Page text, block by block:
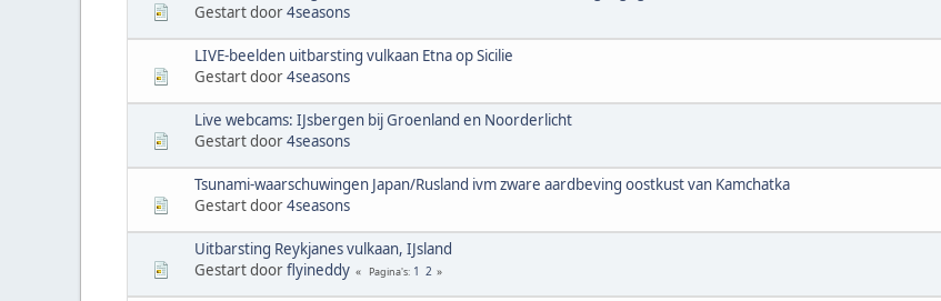
Gestart door4seasons
LIVE-beelden uitbarsting vulkaan Etna op Sicilie
Gestart door4seasons
Live webcams: IJsbergen bij Groenland en Noorderlicht
Gestart door4seasons
Tsunami-waarschuwingen Japan/Rusland ivm zware aardbeving oostkust van Kamchatka
Gestart door4seasons
Uitbarsting Reykjanes vulkaan, IJsland
Gestart doorflyineddy Pagina's 1 2